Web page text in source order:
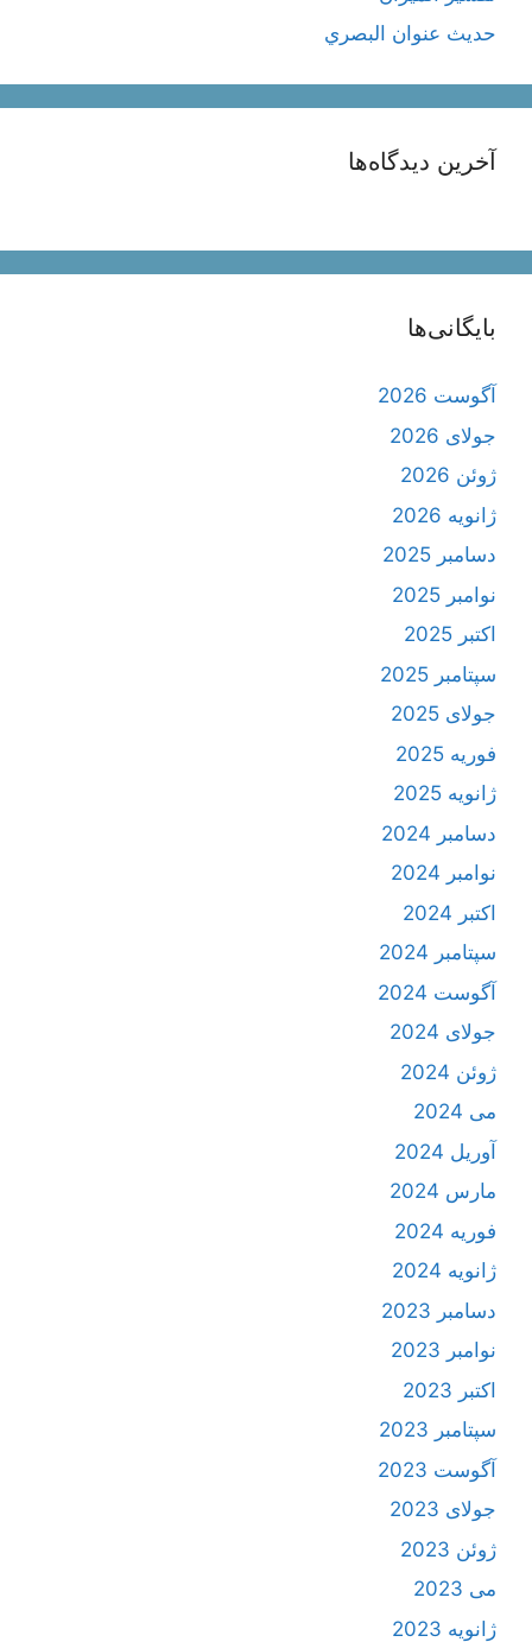
حديث عنوان البصري
آخرین دیدگاه‌ها
بایگانی‌ها
آگوست 2026
جولای 2026
ژوئن 2026
ژانویه 2026
دسامبر 2025
نوامبر 2025
اکتبر 2025
سپتامبر 2025
جولای 2025
فوریه 2025
ژانویه 2025
دسامبر 2024
نوامبر 2024
اکتبر 2024
سپتامبر 2024
آگوست 2024
جولای 2024
ژوئن 2024
می 2024
آوریل 2024
مارس 2024
فوریه 2024
ژانویه 2024
دسامبر 2023
نوامبر 2023
اکتبر 2023
سپتامبر 2023
آگوست 2023
جولای 2023
ژوئن 2023
می 2023
ژانویه 2023